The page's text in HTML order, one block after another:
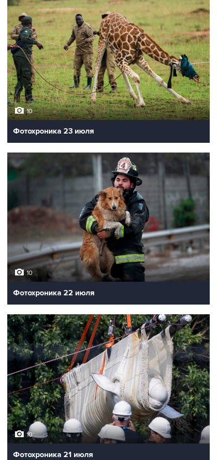
10
Фотохроника 23 июля
10
Фотохроника 22 июля
10
Фотохроника 21 июля